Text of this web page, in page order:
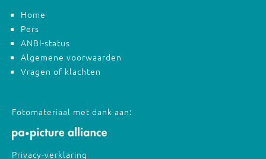
Home
Pers
ANBI-status
Algemene voorwaarden
Vragen of klachten
Fotomateriaal met dank aan:
Privacy-verklaring